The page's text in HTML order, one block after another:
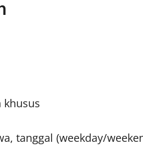
khusus
tanggal (weekday/